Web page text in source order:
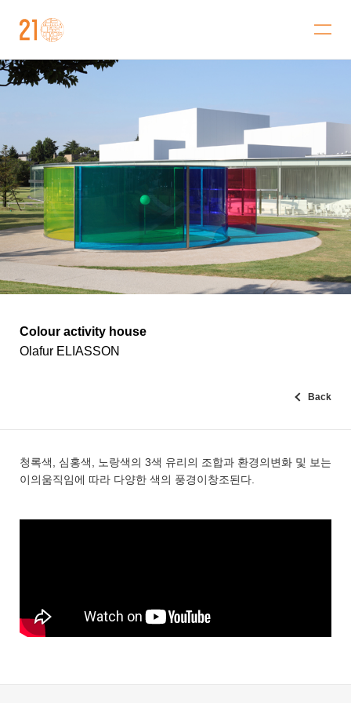
Colour activity house
Olafur ELIASSON
Back
청록색, 심홍색, 노랑색의 3색 유리의 조합과 환경의변화 및 보는
이의움직임에 따라 다양한 색의 풍경이창조된다.